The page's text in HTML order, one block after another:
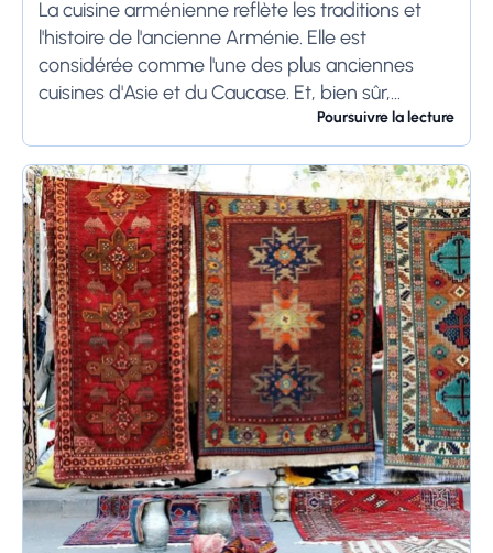
La cuisine arménienne reflète les traditions et
l'histoire de l'ancienne Arménie. Elle est
considérée comme l'une des plus anciennes
cuisines d'Asie et du Caucase. Et, bien sûr,
l'aspect le plus attrayant de la cuisine
arménienne est...
Poursuivre la lecture